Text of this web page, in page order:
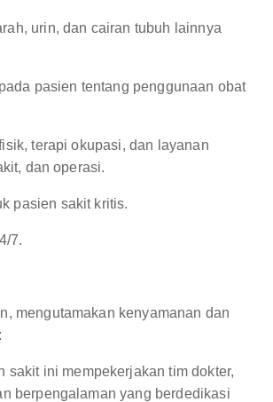
urin, dan cairan tubuh lainnya
pasien tentang penggunaan obat
terapi okupasi, dan layanan
dan operasi.
pasien sakit kritis.
7.
mengutamakan kenyamanan dan
sakit ini mempekerjakan tim dokter,
berpengalaman yang berdedikasi